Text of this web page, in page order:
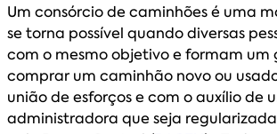
Um consórcio de caminhões é uma
se torna possível quando diversas
com o mesmo objetivo e formam um
comprar um caminhão novo ou
união de esforços e com o auxílio de
administradora que seja